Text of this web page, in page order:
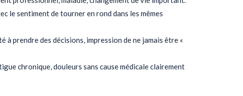
le sentiment de tourner en rond dans les mêmes
prendre des décisions, impression de ne jamais être «
chronique, douleurs sans cause médicale clairement